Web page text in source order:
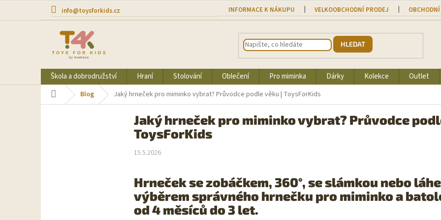
obsah
info@toysforkids.cz INFORMACE K NÁKUPU VELKOOBCHODNÍ PRODEJ OBCHODNÍ
HLEDAT
Škola a dobrodružství Hraní Stolování Oblečení Pro miminka Dárky Kolekce Outlet
Domů Blog Jaký hrneček pro miminko vybrat? Průvodce podle věku | ToysForKids
Jaký hrneček pro miminko vybrat? Průvodce
ToysForKids
15.5.2026
Hrneček se zobáčkem, 360°, se slámkou nebo
výběrem správného hrnečku pro miminko a
od 4 měsíců do 3 let.